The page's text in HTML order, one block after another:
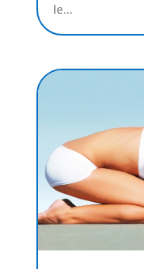
le...